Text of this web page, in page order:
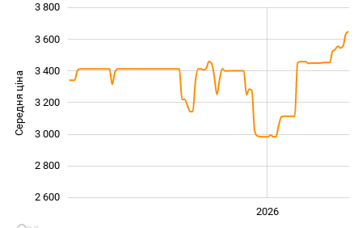
Середня ціна 2 600
2 600
2 800
3 000
3 200
3 400
3 600
3 800
2026